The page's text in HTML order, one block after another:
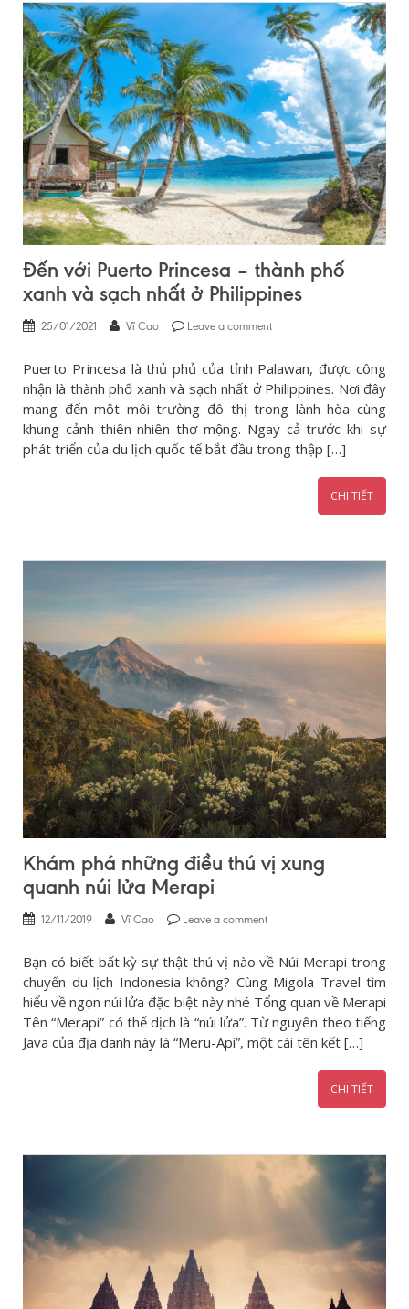
Đến với Puerto Princesa – thành phố
xanh và sạch nhất ở Philippines
25/01/2021 Vĩ Cao Leave a comment
Puerto Princesa là thủ phủ của tỉnh Palawan, được công
nhận là thành phố xanh và sạch nhất ở Philippines. Nơi đây
mang đến một môi trường đô thị trong lành hòa cùng
khung cảnh thiên nhiên thơ mộng. Ngay cả trước khi sự
phát triển của du lịch quốc tế bắt đầu trong thập […]
CHI TIẾT
Khám phá những điều thú vị xung
quanh núi lửa Merapi
12/11/2019 Vĩ Cao Leave a comment
Bạn có biết bất kỳ sự thật thú vị nào về Núi Merapi trong
chuyến du lịch Indonesia không? Cùng Migola Travel tìm
hiểu về ngọn núi lửa đặc biệt này nhé Tổng quan về Merapi
Tên “Merapi” có thể dịch là “núi lửa”. Từ nguyên theo tiếng
Java của địa danh này là “Meru-Api”, một cái tên kết […]
CHI TIẾT